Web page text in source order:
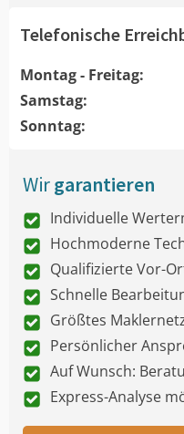
Telefonische
Montag - Freitag:
Samstag:
Sonntag:
Wirgarantieren
Individuelle
Hochmoderne
Qualifizierte Vor-
Schnelle
Größtes
Persönlicher
Auf Wunsch:
Express-Analyse